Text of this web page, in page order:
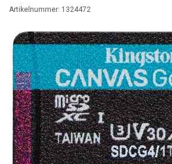
Artikelnummer: 1324472